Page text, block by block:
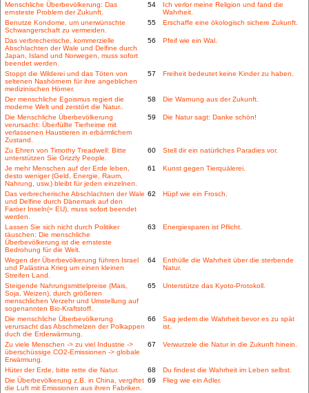
Menschliche Überbevölkerung: Das
ernsteste Problem der Zukunft.
54
Ich verlor meine Religion und fand die
Wahrheit.
Benutze Kondome, um unerwünschte
Schwangerschaft zu vermeiden.
55 Erschaffe eine ökologisch sichere Zukunft.
Das verbrecherische, kommerzielle
Abschlachten der Wale und Delfine durch
Japan, Island und Norwegen, muss sofort
beendet werden.
56 Pfeif wie ein Wal.
Stoppt die Wilderei und das Töten von
seltenen Nashörnern für ihre angeblichen
medizinischen Hörner.
57 Freiheit bedeutet keine Kinder zu haben.
Der menschliche Egoismus regiert die
moderne Welt und zerstört die Natur..
58 Die Warnung aus der Zukunft.
Die Menschliche Überbevölkerung
verursacht: Überfüllte Tierheime mit
verlassenen Haustieren in erbärmlichem
Zustand.
59 Die Natur sagt: Danke schön!
Zu Ehren von Timothy Treadwell: Bitte
unterstützen Sie Grizzly People.
60 Stell dir ein natürliches Paradies vor.
Je mehr Menschen auf der Erde leben,
desto weniger (Geld, Energie, Raum,
Nahrung, usw.) bleibt für jeden einzelnen.
61 Kunst gegen Tierquälerei.
Das verbrecherische Abschlachten der Wale
und Delfine durch Dänemark auf den
Faröer Inseln(= EU), muss sofort beendet
werden.
62 Hüpf wie ein Frosch.
Lassen Sie sich nicht durch Politiker
täuschen: Die menschliche
Überbevölkerung ist die ernsteste
Bedrohung für die Welt.
63 Energiesparen ist Pflicht.
Wegen der Überbevölkerung führen Israel
und Palästina Krieg um einen kleinen
Streifen Land.
64
Enthülle die Wahrheit über die sterbende
Natur.
Steigende Nahrungsmittelpreise (Mais,
Soja, Weizen), durch größeren
menschlichen Verzehr und Umstellung auf
sogenannten Bio-Kraftstoff.
65 Unterstütze das Kyoto-Protokoll.
Die menschliche Überbevölkerung
verursacht das Abschmelzen der Polkappen
duch die Erderwärmung.
66
Sag jedem die Wahrheit bevor es zu spät
ist.
Zu viele Menschen -> zu viel Industrie ->
überschüssige CO2-Emissionen -> globale
Erwärmung.
67 Verwurzele die Natur in die Zukunft hinein.
Hüter der Erde, bitte rette die Natur. 68
Du findest die Wahrheit im Leben selbst.
Die Überbevölkerung z.B. in China, vergiftet
die Luft mit Emissionen aus ihren Fabriken.
69 Flieg wie ein Adler.